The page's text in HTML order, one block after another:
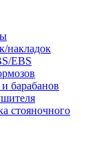
накладок
EBS
барабанов
стояночного